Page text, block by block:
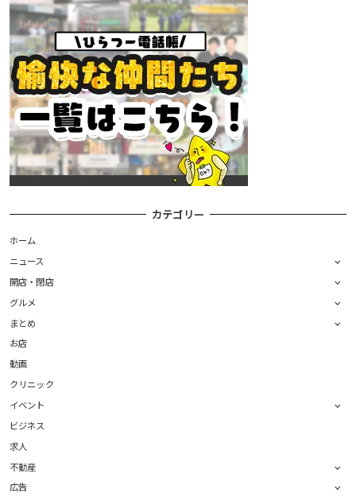
カテゴリー
ホーム
ニュース
開店・閉店
グルメ
まとめ
お店
動画
クリニック
イベント
ビジネス
求人
不動産
広告